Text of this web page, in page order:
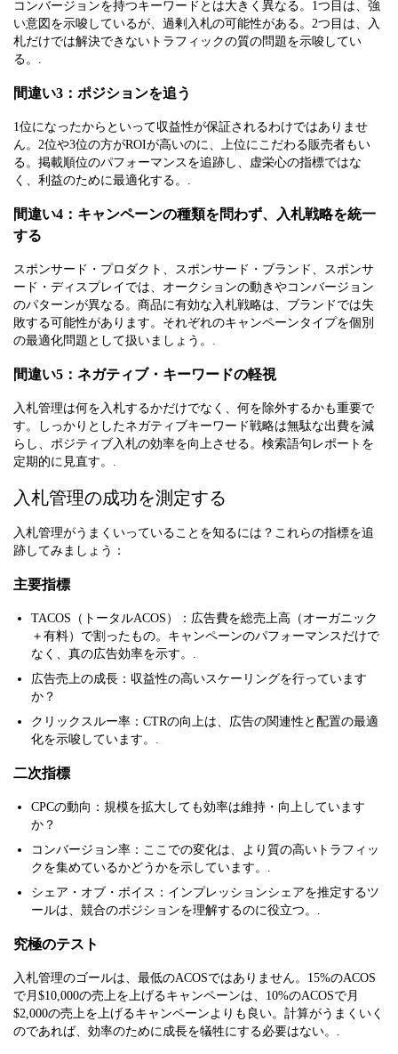
コンバージョンを持つキーワードとは大きく異なる。1つ目は、強
い意図を示唆しているが、過剰入札の可能性がある。2つ目は、入
札だけでは解決できないトラフィックの質の問題を示唆してい
る。.
間違い3：ポジションを追う
1位になったからといって収益性が保証されるわけではありませ
ん。2位や3位の方がROIが高いのに、上位にこだわる販売者もい
る。掲載順位のパフォーマンスを追跡し、虚栄心の指標ではな
く、利益のために最適化する。.
間違い4：キャンペーンの種類を問わず、入札戦略を統一
する
スポンサード・プロダクト、スポンサード・ブランド、スポンサ
ード・ディスプレイでは、オークションの動きやコンバージョン
のパターンが異なる。商品に有効な入札戦略は、ブランドでは失
敗する可能性があります。それぞれのキャンペーンタイプを個別
の最適化問題として扱いましょう。.
間違い5：ネガティブ・キーワードの軽視
入札管理は何を入札するかだけでなく、何を除外するかも重要で
す。しっかりとしたネガティブキーワード戦略は無駄な出費を減
らし、ポジティブ入札の効率を向上させる。検索語句レポートを
定期的に見直す。.
入札管理の成功を測定する
入札管理がうまくいっていることを知るには？これらの指標を追
跡してみましょう：
主要指標
TACOS（トータルACOS）：広告費を総売上高（オーガニック
＋有料）で割ったもの。キャンペーンのパフォーマンスだけで
なく、真の広告効率を示す。.
広告売上の成長：収益性の高いスケーリングを行っています
か？
クリックスルー率：CTRの向上は、広告の関連性と配置の最適
化を示唆しています。.
二次指標
CPCの動向：規模を拡大しても効率は維持・向上しています
か？
コンバージョン率：ここでの変化は、より質の高いトラフィッ
クを集めているかどうかを示しています。.
シェア・オブ・ボイス：インプレッションシェアを推定するツ
ールは、競合のポジションを理解するのに役立つ。.
究極のテスト
入札管理のゴールは、最低のACOSではありません。15%のACOS
で月$10,000の売上を上げるキャンペーンは、10%のACOSで月
$2,000の売上を上げるキャンペーンよりも良い。計算がうまくいく
のであれば、効率のために成長を犠牲にする必要はない。.